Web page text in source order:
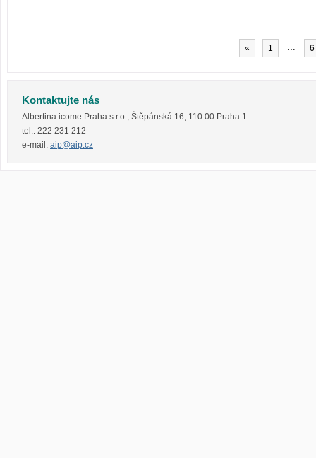
« 1 6
Kontaktujte nás
Albertina icome Praha s.r.o. Štěpánská 16 110 00 Praha 1
tel.: 222 231 212
e-mail: aip@aip.cz